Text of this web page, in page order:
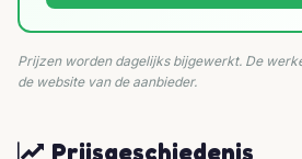
Prijzen worden dagelijks bijgewerkt. De
de website van de aanbieder.
Prijsgeschiedenis